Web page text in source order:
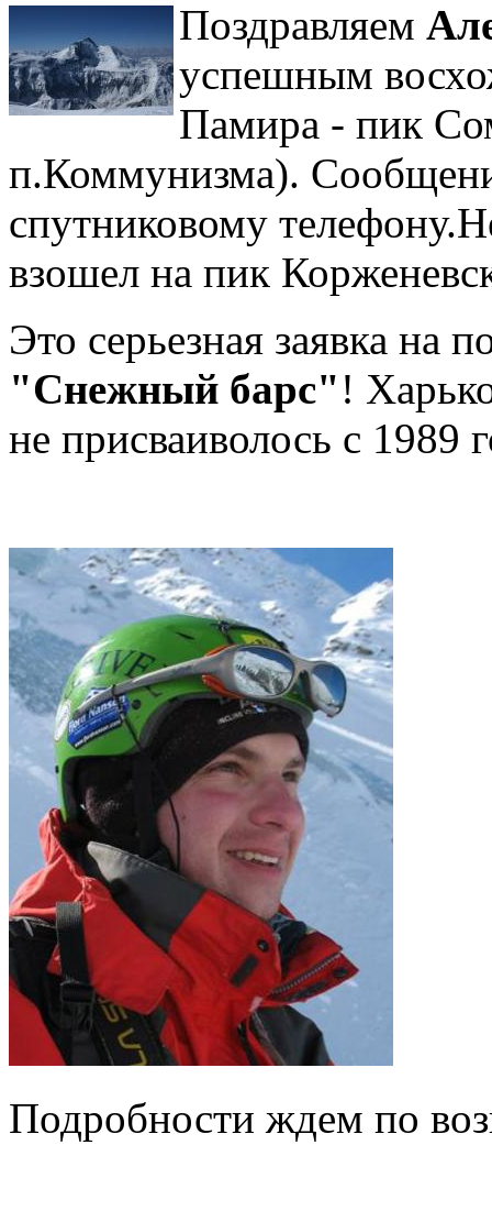
Поздравляем
успешным
Памира - пик
п.Коммунизма).
спутниковому телефону.
взошел на пик
Это серьезная заявка на
"Снежный барс"!
не присваиволось с 1989
Подробности ждем по